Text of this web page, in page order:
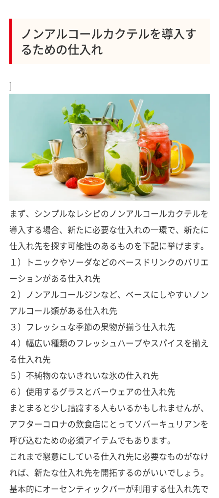
ノンアルコールカクテルを導入す
るための仕入れ
]
まず、シンプルなレシピのノンアルコールカクテルを
導入する場合、新たに必要な仕入れの一環で、新たに
仕入れ先を探す可能性のあるものを下記に挙げます。
１）トニックやソーダなどのベースドリンクのバリエ
ーションがある仕入れ先
２）ノンアルコールジンなど、ベースにしやすいノン
アルコール類がある仕入れ先
３）フレッシュな季節の果物が揃う仕入れ先
４）幅広い種類のフレッシュハーブやスパイスを揃え
る仕入れ先
５）不純物のないきれいな氷の仕入れ先
６）使用するグラスとバーウェアの仕入れ先
まとまると少し躊躇する人もいるかもしれませんが、
アフターコロナの飲食店にとってソバーキュリアンを
呼び込むための必須アイテムでもあります。
これまで懇意にしている仕入れ先に必要なものがなけ
れば、新たな仕入れ先を開拓するのがいいでしょう。
基本的にオーセンティックバーが利用する仕入れ先で